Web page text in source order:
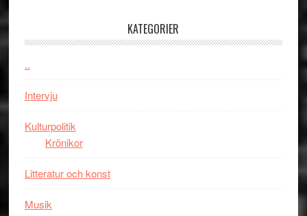
firas
KATEGORIER
..
Intervju
Kulturpolitik
Krönikor
Litteratur och konst
Musik